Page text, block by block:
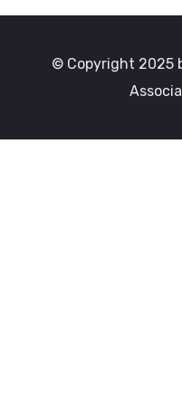
© Copyright 2025